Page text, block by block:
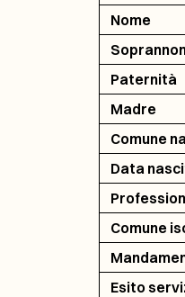
Nome
Paternità
Madre
Comune
Data
Comune
Esito